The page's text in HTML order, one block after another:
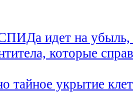
идет на убыль,
которые
тайное укрытие